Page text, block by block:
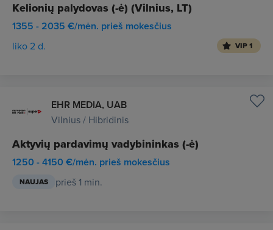
Kelionių palydovas (-ė) (Vilnius, LT)
1355 - 2035 €/mėn. prieš mokesčius
liko 2 d. VIP 1
EHR MEDIA, UAB
Vilnius / Hibridinis
Aktyvių pardavimų vadybininkas (-ė)
1250 - 4150 €/mėn. prieš mokesčius
NAUJAS prieš 1 min.